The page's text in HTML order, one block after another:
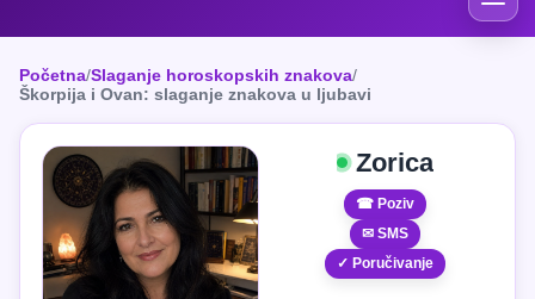
Početna/Slaganje horoskopskih znakova/
Škorpija i Ovan: slaganje znakova u ljubavi
Zorica
☎ Poziv
✉ SMS
✓ Poručivanje